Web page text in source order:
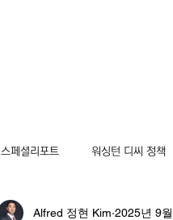
스페셜리포트 워싱턴 디씨 정책
Alfred 정현 Kim 2025년 9